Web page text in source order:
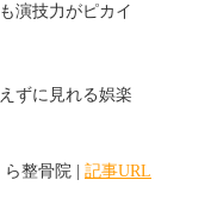
演技力がピカイ
ずに見れる娯楽
ら整骨院 | 記事URL